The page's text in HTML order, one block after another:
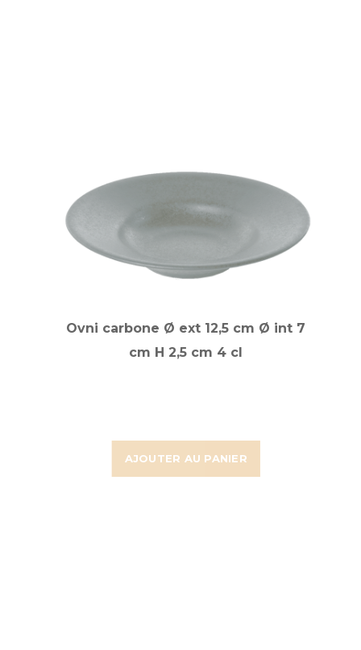
AJOUTER AU PANIER
Ovni carbone Ø ext 12,5 cm Ø int 7
cm H 2,5 cm 4 cl